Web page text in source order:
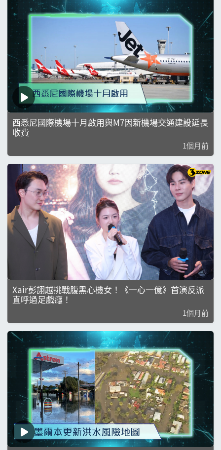
西悉尼國際機場十月啟用與M7因新機場交通建設延長
收費
1個月前
Xair彭詡越挑戰腹黑心機女！《一心一億》首演反派
直呼過足戲癮！
1個月前